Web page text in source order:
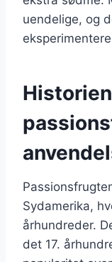
uendelige, og
Sydamerika,
århundreder.
det 17.